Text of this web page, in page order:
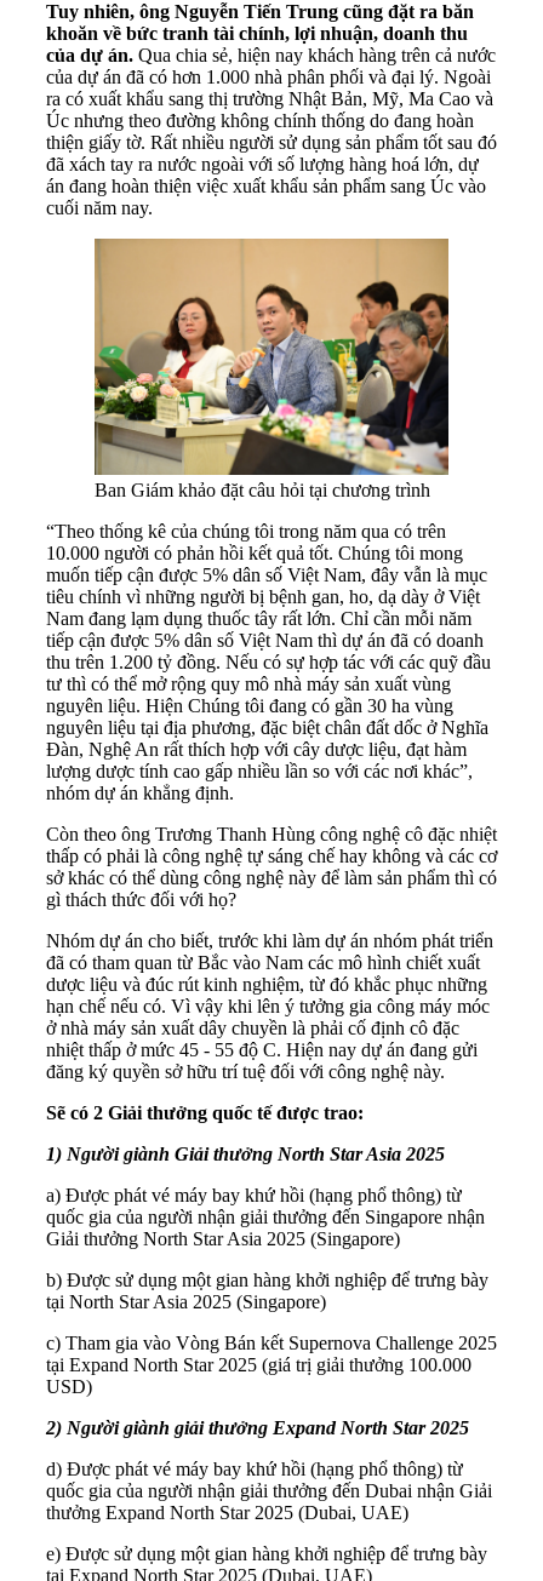
Tuy nhiên, ông Nguyễn Tiến Trung cũng đặt ra băn
khoăn về bức tranh tài chính, lợi nhuận, doanh thu
của dự án. Qua chia sẻ, hiện nay khách hàng trên cả nước
của dự án đã có hơn 1.000 nhà phân phối và đại lý. Ngoài
ra có xuất khẩu sang thị trường Nhật Bản, Mỹ, Ma Cao và
Úc nhưng theo đường không chính thống do đang hoàn
thiện giấy tờ. Rất nhiều người sử dụng sản phẩm tốt sau đó
đã xách tay ra nước ngoài với số lượng hàng hoá lớn, dự
án đang hoàn thiện việc xuất khẩu sản phẩm sang Úc vào
cuối năm nay.
Ban Giám khảo đặt câu hỏi tại chương trình
“Theo thống kê của chúng tôi trong năm qua có trên
10.000 người có phản hồi kết quả tốt. Chúng tôi mong
muốn tiếp cận được 5% dân số Việt Nam, đây vẫn là mục
tiêu chính vì những người bị bệnh gan, ho, dạ dày ở Việt
Nam đang lạm dụng thuốc tây rất lớn. Chỉ cần mỗi năm
tiếp cận được 5% dân số Việt Nam thì dự án đã có doanh
thu trên 1.200 tỷ đồng. Nếu có sự hợp tác với các quỹ đầu
tư thì có thể mở rộng quy mô nhà máy sản xuất vùng
nguyên liệu. Hiện Chúng tôi đang có gần 30 ha vùng
nguyên liệu tại địa phương, đặc biệt chân đất dốc ở Nghĩa
Đàn, Nghệ An rất thích hợp với cây dược liệu, đạt hàm
lượng dược tính cao gấp nhiều lần so với các nơi khác”,
nhóm dự án khẳng định.
Còn theo ông Trương Thanh Hùng công nghệ cô đặc nhiệt
thấp có phải là công nghệ tự sáng chế hay không và các cơ
sở khác có thể dùng công nghệ này để làm sản phẩm thì có
gì thách thức đối với họ?
Nhóm dự án cho biết, trước khi làm dự án nhóm phát triển
đã có tham quan từ Bắc vào Nam các mô hình chiết xuất
dược liệu và đúc rút kinh nghiệm, từ đó khắc phục những
hạn chế nếu có. Vì vậy khi lên ý tưởng gia công máy móc
ở nhà máy sản xuất dây chuyền là phải cố định cô đặc
nhiệt thấp ở mức 45 - 55 độ C. Hiện nay dự án đang gửi
đăng ký quyền sở hữu trí tuệ đối với công nghệ này.
Sẽ có 2 Giải thưởng quốc tế được trao:
1) Người giành Giải thưởng North Star Asia 2025
a) Được phát vé máy bay khứ hồi (hạng phổ thông) từ
quốc gia của người nhận giải thưởng đến Singapore nhận
Giải thưởng North Star Asia 2025 (Singapore)
b) Được sử dụng một gian hàng khởi nghiệp để trưng bày
tại North Star Asia 2025 (Singapore)
c) Tham gia vào Vòng Bán kết Supernova Challenge 2025
tại Expand North Star 2025 (giá trị giải thưởng 100.000
USD)
2) Người giành giải thưởng Expand North Star 2025
d) Được phát vé máy bay khứ hồi (hạng phổ thông) từ
quốc gia của người nhận giải thưởng đến Dubai nhận Giải
thưởng Expand North Star 2025 (Dubai, UAE)
e) Được sử dụng một gian hàng khởi nghiệp để trưng bày
tại Expand North Star 2025 (Dubai, UAE)